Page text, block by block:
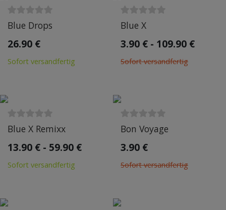
Blue Drops
26.90 €
Sofort versandfertig
Blue X
3.90 € - 109.90 €
Sofort versandfertig
Blue X Remixx
13.90 € - 59.90 €
Sofort versandfertig
Bon Voyage
3.90 €
Sofort versandfertig